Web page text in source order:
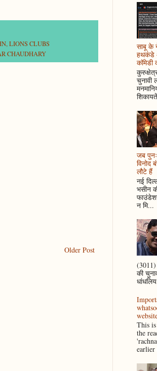
,LIONS CLUBS
CHAUDHARY
Older Post
साबू के
हथकंडे
कॉमेडी
चुनावी
जब
विनोद
लौटे हैं
नई
भसीन
न मि...
(3011)
की
This
the
earlier